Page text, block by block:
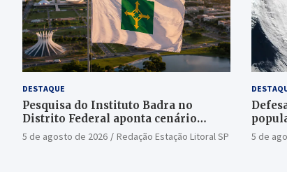
DESTAQUE
Pesquisa do Instituto Badra no
Distrito Federal aponta cenário
aberto para o Senado
5 de agosto de 2026 Redação Estação Litoral SP
bomba
5 de